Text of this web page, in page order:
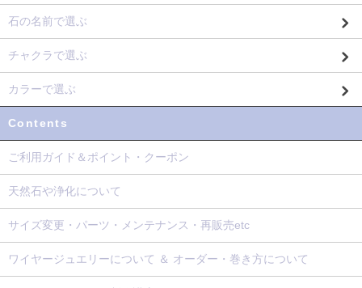
石の名前で選ぶ
チャクラで選ぶ
カラーで選ぶ
Contents
ご利用ガイド＆ポイント・クーポン
天然石や浄化について
サイズ変更・パーツ・メンテナンス・再販売etc
ワイヤージュエリーについて ＆ オーダー・巻き方について